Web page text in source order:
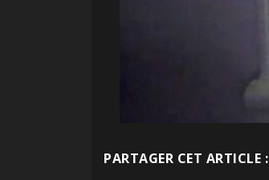
PARTAGER CET ARTICLE :